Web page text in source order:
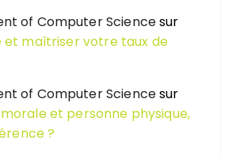
of Computer Sciencesur
et maîtriser votre taux de
of Computer Sciencesur
et personne physique,
?